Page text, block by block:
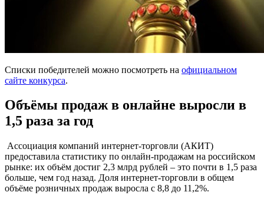
Списки победителей можно посмотреть на официальном
сайте конкурса.
Объёмы продаж в онлайне выросли в
1,5 раза за год
Ассоциация компаний интернет-торговли (АКИТ)
предоставила статистику по онлайн-продажам на российском
рынке: их объём достиг 2,3 млрд рублей – это почти в 1,5 раза
больше, чем год назад. Доля интернет-торговли в общем
объёме розничных продаж выросла с 8,8 до 11,2%.